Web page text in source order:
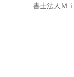
書士法人Ｍ
〒264-